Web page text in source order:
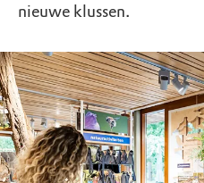
nieuwe klussen.